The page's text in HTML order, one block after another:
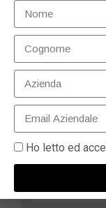
Carta
Ho letto ed